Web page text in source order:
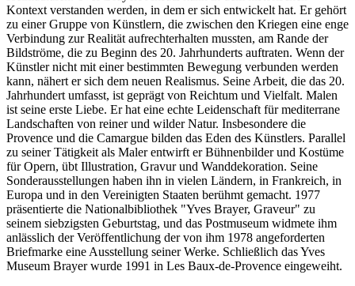
Kontext verstanden werden, in dem er sich entwickelt hat. Er gehört
zu einer Gruppe von Künstlern, die zwischen den Kriegen eine enge
Verbindung zur Realität aufrechterhalten mussten, am Rande der
Bildströme, die zu Beginn des 20. Jahrhunderts auftraten. Wenn der
Künstler nicht mit einer bestimmten Bewegung verbunden werden
kann, nähert er sich dem neuen Realismus. Seine Arbeit, die das 20.
Jahrhundert umfasst, ist geprägt von Reichtum und Vielfalt. Malen
ist seine erste Liebe. Er hat eine echte Leidenschaft für mediterrane
Landschaften von reiner und wilder Natur. Insbesondere die
Provence und die Camargue bilden das Eden des Künstlers. Parallel
zu seiner Tätigkeit als Maler entwirft er Bühnenbilder und Kostüme
für Opern, übt Illustration, Gravur und Wanddekoration. Seine
Sonderausstellungen haben ihn in vielen Ländern, in Frankreich, in
Europa und in den Vereinigten Staaten berühmt gemacht. 1977
präsentierte die Nationalbibliothek "Yves Brayer, Graveur" zu
seinem siebzigsten Geburtstag, und das Postmuseum widmete ihm
anlässlich der Veröffentlichung der von ihm 1978 angeforderten
Briefmarke eine Ausstellung seiner Werke. Schließlich das Yves
Museum Brayer wurde 1991 in Les Baux-de-Provence eingeweiht.